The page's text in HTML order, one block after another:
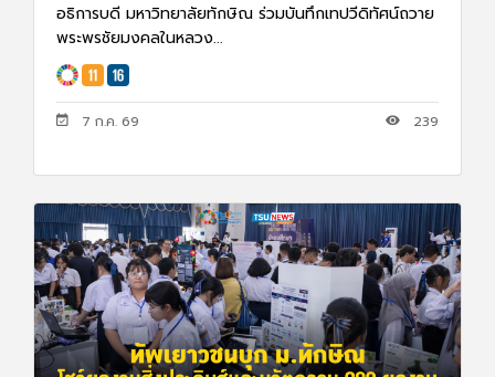
อธิการบดี มหาวิทยาลัยทักษิณ ร่วมบันทึกเทปวีดิทัศน์ถวาย
พระพรชัยมงคลในหลวง...
7 ก.ค. 69 239